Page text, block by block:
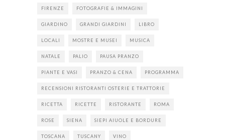
FIRENZE FOTOGRAFIE & IMMAGINI
GIARDINO GRANDI GIARDINI LIBRO
LOCALI MOSTRE E MUSEI MUSICA
NATALE PALIO PAUSA PRANZO
PIANTE E VASI PRANZO & CENA PROGRAMMA
RECENSIONI RISTORANTI OSTERIE E TRATTORIE
RICETTA RICETTE RISTORANTE ROMA
ROSE SIENA SIEPI AIUOLE E BORDURE
TOSCANA TUSCANY VINO